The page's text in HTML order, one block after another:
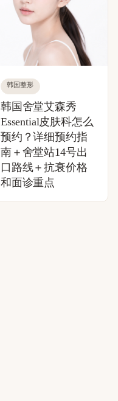
韩国整形
韩国舍堂艾森秀
Essential皮肤科怎么
预约？详细预约指
南＋舍堂站14号出
口路线＋抗衰价格
和面诊重点